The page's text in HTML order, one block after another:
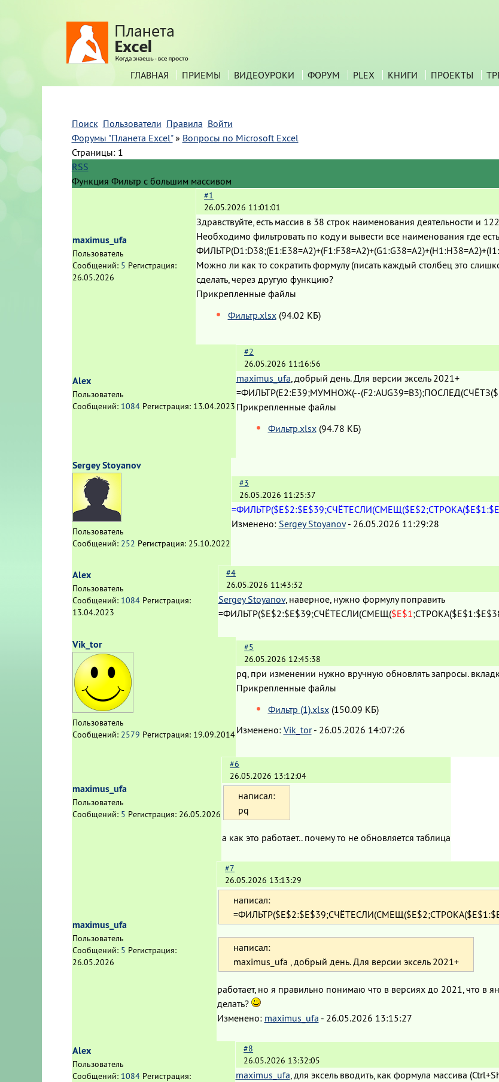
ГЛАВНАЯ ПРИЕМЫ ВИДЕОУРОКИ ФОРУМ PLEX КНИГИ ПРОЕКТЫ
Поиск Пользователи Правила Войти
Форумы "Планета Excel" » Вопросы по Microsoft Excel
Страницы: 1
RSS
Функция Фильтр с большим массивом
maximus_ufa
Пользователь
Сообщений: 5 Регистрация:
26.05.2026
#1
26.05.2026 11:01:01
Здравствуйте, есть массив в 38 строк наименования деятельности и
Необходимо фильтровать по коду и вывести все наименования где
Можно ли как то сократить формулу (писать каждый столбец это
сделать, через другую функцию?
Прикрепленные файлы
Фильтр.xlsx (94.02 КБ)
Alex
Пользователь
Сообщений: 1084 Регистрация: 13.04.2023
#2
26.05.2026 11:16:56
maximus_ufa , добрый день. Для версии эксель 2021+
=ФИЛЬТР(E2:E39;МУМНОЖ(--
Прикрепленные файлы
Фильтр.xlsx (94.78 КБ)
Sergey Stoyanov
Пользователь
Сообщений: 252 Регистрация: 25.10.2022
#3
26.05.2026 11:25:37
Изменено: Sergey Stoyanov- 26.05.2026 11:29:28
Alex
Пользователь
Сообщений: 1084 Регистрация:
13.04.2023
#4
26.05.2026 11:43:32
Sergey Stoyanov, наверное, нужно формулу поправить
=ФИЛЬТР($E$2:$E$39;СЧЁТЕСЛИ(СМЕЩ($E$1
Vik_tor
Пользователь
Сообщений: 2579 Регистрация: 19.09.2014
#5
26.05.2026 12:45:38
pq, при изменении нужно вручную обновлять запросы.
Прикрепленные файлы
Фильтр (1).xlsx (150.09 КБ)
Изменено: Vik_tor- 26.05.2026 14:07:26
maximus_ufa
Пользователь
Сообщений: 5 Регистрация: 26.05.2026
#6
26.05.2026 13:12:04
написал:
pq
а как это работает.. почему то не обновляется таблица
maximus_ufa
Пользователь
Сообщений: 5 Регистрация:
26.05.2026
#7
26.05.2026 13:13:29
написал:
написал:
maximus_ufa , добрый день. Для версии эксель 2021+
работает, но я правильно понимаю что в версиях до 2021, что в
делать?
Изменено: maximus_ufa - 26.05.2026 13:15:27
Alex
Пользователь
Сообщений: 1084 Регистрация:
#8
26.05.2026 13:32:05
maximus_ufa , для эксель вводить, как формула массива